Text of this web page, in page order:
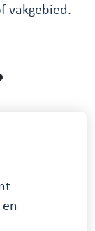
vakgebied.